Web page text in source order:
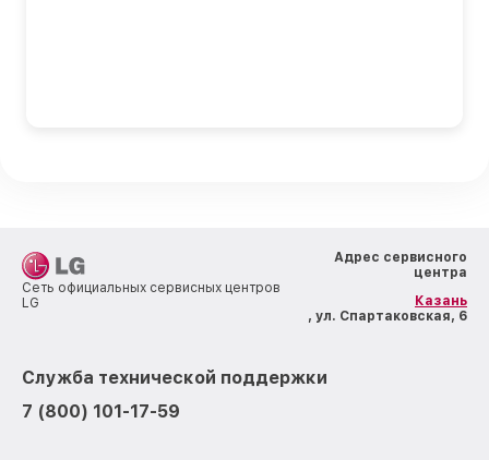
Сеть официальных сервисных центров
LG
Адрес сервисного
центра
Казань
, ул. Спартаковская, 6
Служба технической поддержки
7 (800) 101-17-59